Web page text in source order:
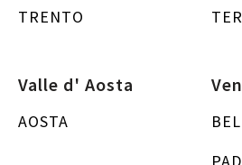
TRENTO
Valle d' Aosta
AOSTA